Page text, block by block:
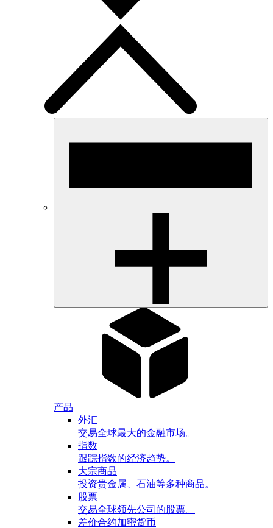
产品
外汇
交易全球最大的金融市场。
指数
跟踪指数的经济趋势。
大宗商品
投资贵金属、石油等多种商品。
股票
交易全球领先公司的股票。
差价合约加密货币